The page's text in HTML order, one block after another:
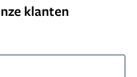
klanten